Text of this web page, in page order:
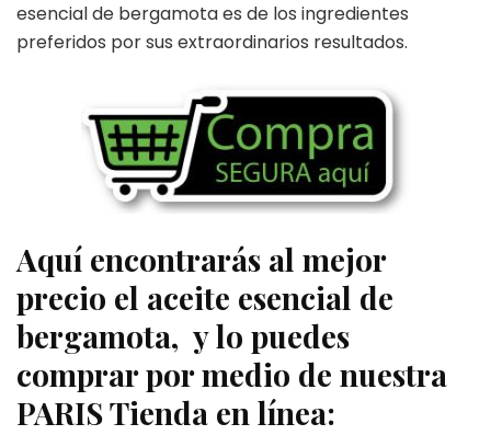
esencial de bergamota es de los ingredientes
preferidos por sus extraordinarios resultados.
Aquí encontrarás al mejor
precio el aceite esencial de
bergamota, y lo puedes
comprar por medio de nuestra
PARIS Tienda en línea: